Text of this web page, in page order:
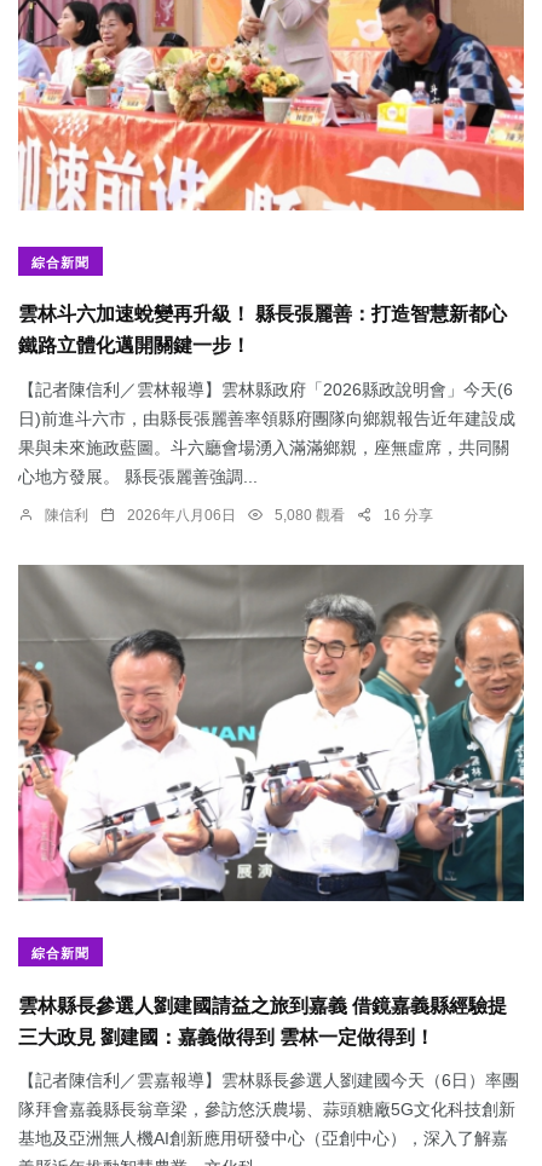
綜合新聞
雲林斗六加速蛻變再升級！ 縣長張麗善：打造智慧新都心
鐵路立體化邁開關鍵一步！
【記者陳信利／雲林報導】雲林縣政府「2026縣政說明會」今天(6
日)前進斗六市，由縣長張麗善率領縣府團隊向鄉親報告近年建設成
果與未來施政藍圖。斗六廳會場湧入滿滿鄉親，座無虛席，共同關
心地方發展。 縣長張麗善強調...
陳信利 2026年八月06日 5,080 觀看 16 分享
綜合新聞
雲林縣長參選人劉建國請益之旅到嘉義 借鏡嘉義縣經驗提
三大政見 劉建國：嘉義做得到 雲林一定做得到！
【記者陳信利／雲嘉報導】雲林縣長參選人劉建國今天（6日）率團
隊拜會嘉義縣長翁章梁，參訪悠沃農場、蒜頭糖廠5G文化科技創新
基地及亞洲無人機AI創新應用研發中心（亞創中心），深入了解嘉